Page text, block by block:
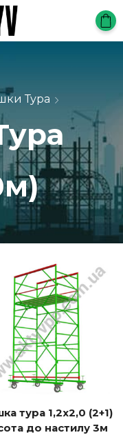
Тура
тура 1,2х2,0 (2+1)
до настилу 3м